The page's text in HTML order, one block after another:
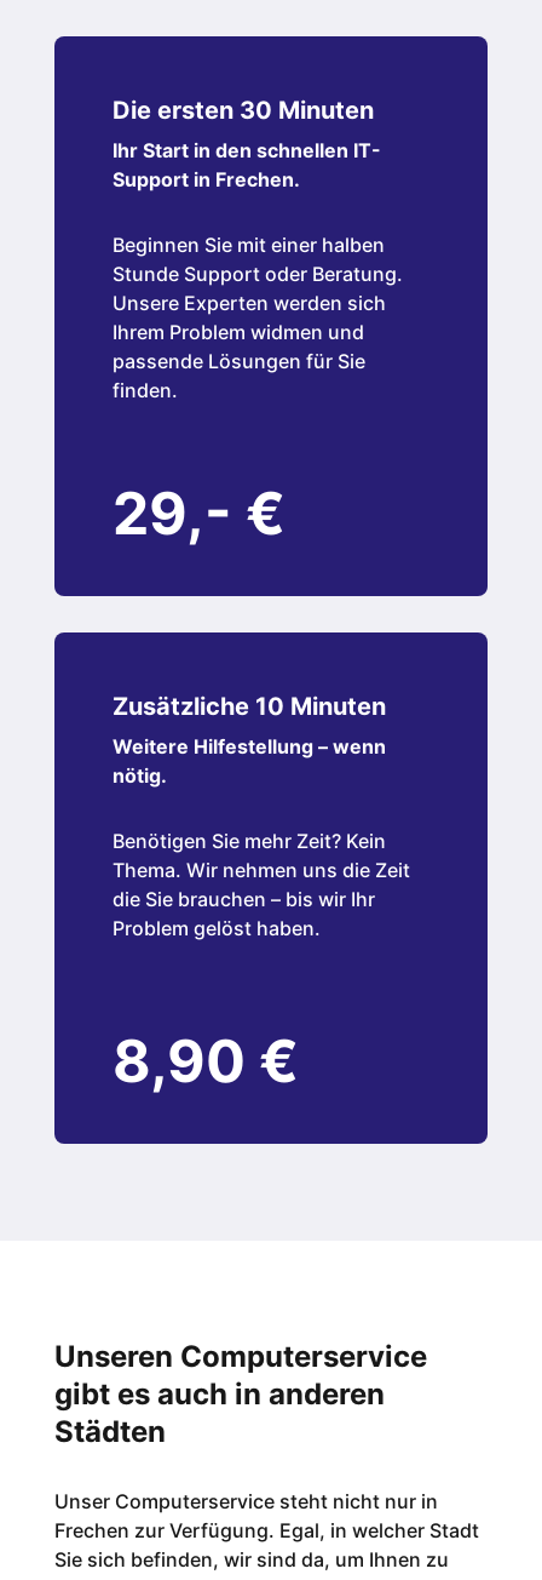
Die ersten 30 Minuten
Ihr Start in den schnellen IT-
Support in Frechen.
Beginnen Sie mit einer halben
Stunde Support oder Beratung.
Unsere Experten werden sich
Ihrem Problem widmen und
passende Lösungen für Sie
finden.
29,- €
Zusätzliche 10 Minuten
Weitere Hilfestellung – wenn
nötig.
Benötigen Sie mehr Zeit? Kein
Thema. Wir nehmen uns die Zeit
die Sie brauchen – bis wir Ihr
Problem gelöst haben.
8,90 €
Unseren Computerservice
gibt es auch in anderen
Städten
Unser Computerservice steht nicht nur in
Frechen zur Verfügung. Egal, in welcher Stadt
Sie sich befinden, wir sind da, um Ihnen zu